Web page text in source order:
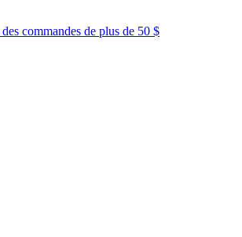
des commandes de plus de 50 $